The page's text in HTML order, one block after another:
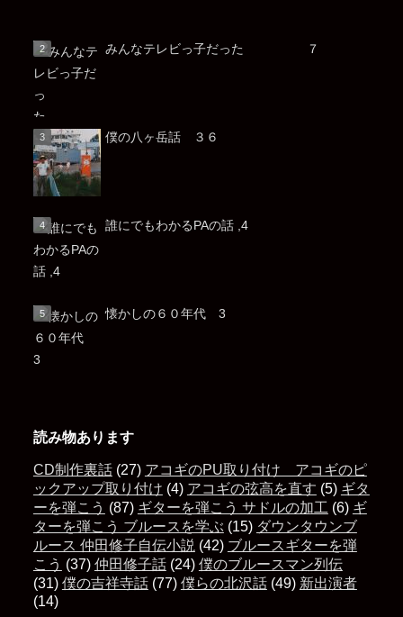
みんなテレビっ子だった ７
僕の八ヶ岳話 ３６
誰にでもわかるPAの話 ,4
懐かしの６０年代 3
読み物あります
CD制作裏話(27) アコギのPU取り付け アコギのピ
ックアップ取り付け (4) アコギの弦高を直す (5) ギタ
ーを弾こう (87) ギターを弾こう サドルの加工 (6) ギ
ターを弾こう ブルースを学ぶ (15) ダウンタウンブ
ルース 仲田修子自伝小説 (42) ブルースギターを弾
こう (37) 仲田修子話(24) 僕のブルースマン列伝
(31) 僕の吉祥寺話(77) 僕らの北沢話(49) 新出演者
(14)